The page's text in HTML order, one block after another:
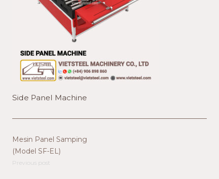
Side Panel Machine
Mesin Panel Samping
(Model SF-EL)
Previous post